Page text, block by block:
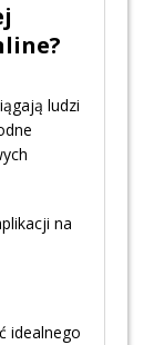
ludzi
na
idealnego